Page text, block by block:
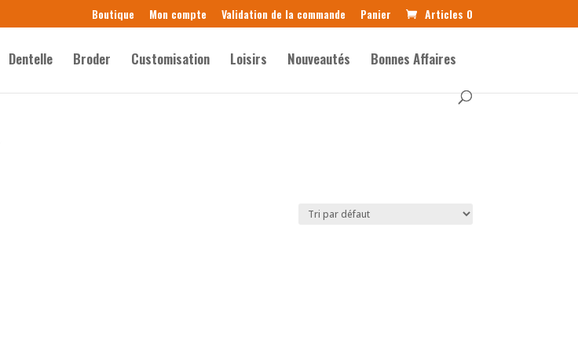
Boutique Mon compte Validation de la commande Panier Articles 0
Dentelle Broder Customisation Loisirs Nouveautés Bonnes Affaires